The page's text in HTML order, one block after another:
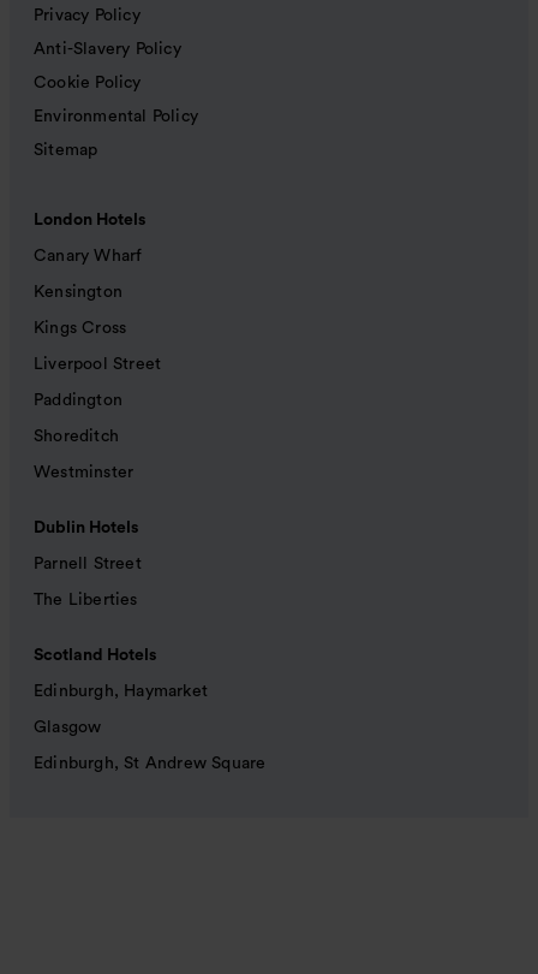
Privacy Policy
Anti-Slavery Policy
Cookie Policy
Environmental Policy
Sitemap
London Hotels
Canary Wharf
Kensington
Kings Cross
Liverpool Street
Paddington
Shoreditch
Westminster
Dublin Hotels
Parnell Street
The Liberties
Scotland Hotels
Edinburgh, Haymarket
Glasgow
Edinburgh, St Andrew Square